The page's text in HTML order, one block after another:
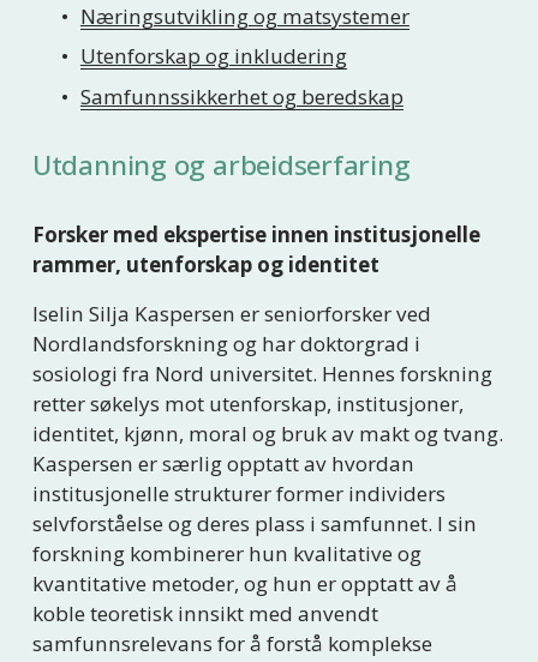
Næringsutvikling og matsystemer
Utenforskap og inkludering
Samfunnssikkerhet og beredskap
Utdanning og arbeidserfaring
Forsker med ekspertise innen institusjonelle
rammer, utenforskap og identitet
Iselin Silja Kaspersen er seniorforsker ved
Nordlandsforskning og har doktorgrad i
sosiologi fra Nord universitet. Hennes forskning
retter søkelys mot utenforskap, institusjoner,
identitet, kjønn, moral og bruk av makt og tvang.
Kaspersen er særlig opptatt av hvordan
institusjonelle strukturer former individers
selvforståelse og deres plass i samfunnet. I sin
forskning kombinerer hun kvalitative og
kvantitative metoder, og hun er opptatt av å
koble teoretisk innsikt med anvendt
samfunnsrelevans for å forstå komplekse